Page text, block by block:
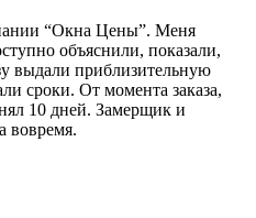
“Окна Цены”. Меня
объяснили, показали,
выдали приблизительную
сроки. От момента заказа,
10 дней. Замерщик и
вовремя.